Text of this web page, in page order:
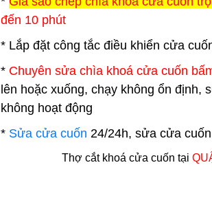
đến 10 phút
* Lắp đặt công tắc điều khiển cửa
* Chuyên sửa chìa khoá cửa cuốn
lên hoặc xuống, chạy không ổn
không hoạt động
* Sửa cửa cuốn 24/24h, sửa cửa
Thợ cắt khoá cửa cuốn tại